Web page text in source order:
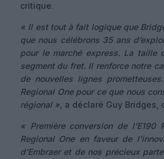
critique.
« Il est tout à fait logique que
que nous célébrons 35 ans
pour le marché express. La taille
segment du fret. Il renforce notre
de nouvelles lignes
Regional One pour ce que nous
régional », a déclaré Guy Bridges,
« Première conversion de l’E190
Regional One en faveur de
d’Embraer et de nos précieux